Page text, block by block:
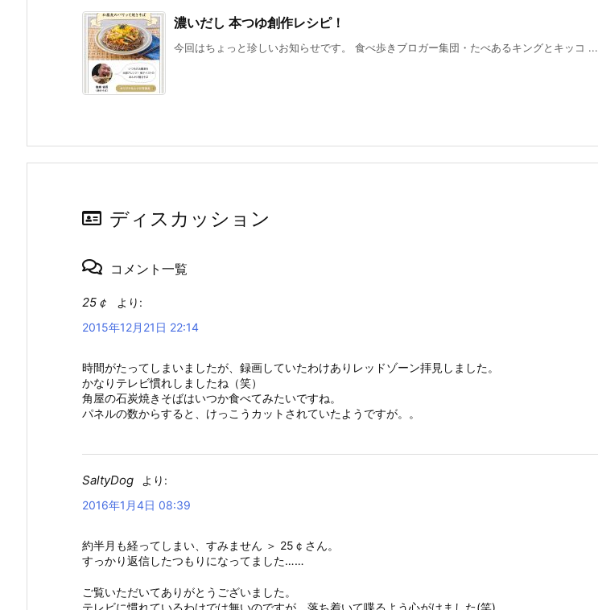
濃いだし 本つゆ創作レシピ！
今回はちょっと珍しいお知らせです。 食べ歩きブロガー集団・たべあるキングとキッコ ...
ディスカッション
コメント一覧
25￠
より:
2015年12月21日 22:14
時間がたってしまいましたが、録画していたわけありレッドゾーン拝見しました。
かなりテレビ慣れしましたね（笑）
角屋の石炭焼きそばはいつか食べてみたいですね。
パネルの数からすると、けっこうカットされていたようですが。。
SaltyDog
より:
2016年1月4日 08:39
約半月も経ってしまい、すみません ＞ 25￠さん。
すっかり返信したつもりになってました……
ご覧いただいてありがとうございました。